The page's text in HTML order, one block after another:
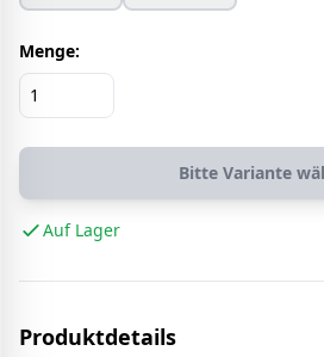
Menge:
Bitte Variante
Auf Lager
Produktdetails